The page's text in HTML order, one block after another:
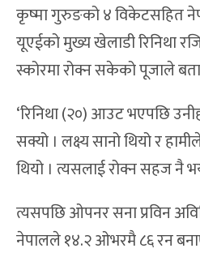
कृष्मा गुरुङको ४ विकेटसहित
यूएईको मुख्य खेलाडी रिनिथा
स्कोरमा रोक्न सकेको पूजाले
‘रिनिथा (२०) आउट भएपछि
सक्यो । लक्ष्य सानो थियो र
थियो । त्यसलाई रोक्न सहज नै
त्यसपछि ओपनर सना प्रविन
नेपालले १४.२ ओभरमै ८६ रन